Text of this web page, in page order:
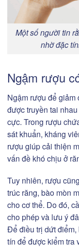
Một số người tin
nhờ đặc
Ngậm rượu
Ngậm rượu để
được truyền tai
cực. Trong rượu
sát khuẩn, kháng
rượu giúp cải thiện
vấn đề khó chịu ở
Tuy nhiên, rượu
trúc răng, bào mòn
cho cơ thể. Do đó,
cho phép và lưu ý
Để điều trị dứt điểm,
tín để được kiểm tra